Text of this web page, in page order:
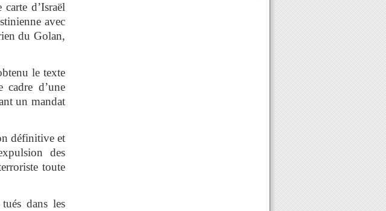
d’Israël
avec
du Golan,
le texte
cadre d’une
un mandat
définitive et
des
toute
dans les